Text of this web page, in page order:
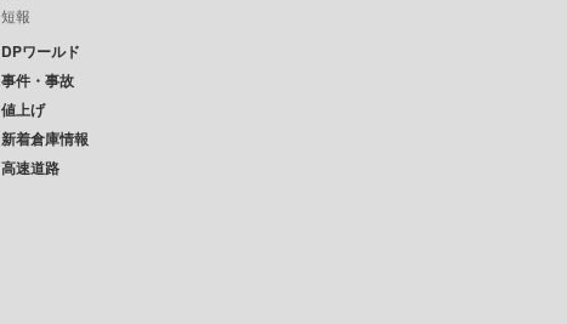
短報
DPワールド
事件・事故
値上げ
新着倉庫情報
高速道路